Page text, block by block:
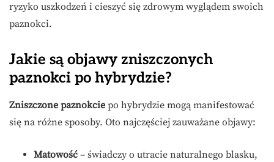
ryzyko uszkodzeń i cieszyć się zdrowym wyglądem swoich
paznokci.
Jakie są objawy zniszczonych
paznokci po hybrydzie?
Zniszczone paznokcie po hybrydzie mogą manifestować
się na różne sposoby. Oto najczęściej zauważane objawy:
Matowość – świadczy o utracie naturalnego blasku,